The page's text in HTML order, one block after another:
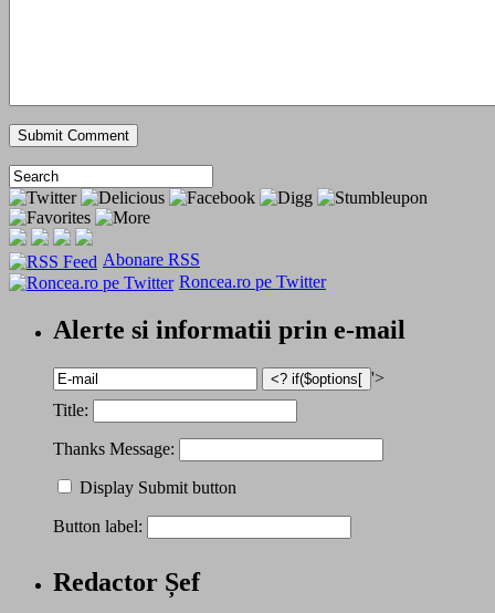
Abonare RSS
Roncea.ro pe Twitter
Alerte si informatii prin e-mail
'>
Title:
Thanks Message:
Display Submit button
Button label:
Redactor Șef